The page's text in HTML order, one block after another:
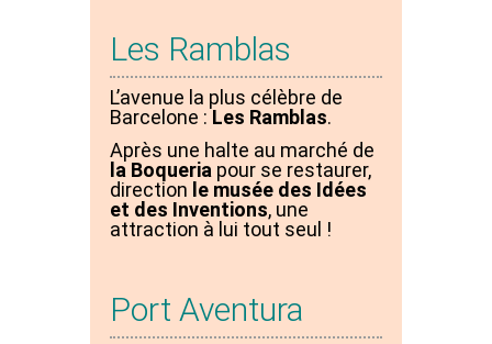
Les Ramblas
L’avenue la plus célèbre de
Barcelone :Les Ramblas.
Après une halte au marché de
la Boqueria pour se restaurer,
direction le musée des Idées
et des Inventions, une
attraction à lui tout seul !
Port Aventura